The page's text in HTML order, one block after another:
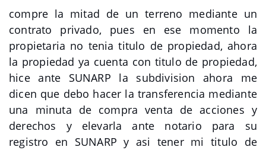
compre la mitad de un terreno mediante un
contrato privado, pues en ese momento la
propietaria no tenia titulo de propiedad, ahora
la propiedad ya cuenta con titulo de propiedad,
hice ante SUNARP la subdivision ahora me
dicen que debo hacer la transferencia mediante
una minuta de compra venta de acciones y
derechos y elevarla ante notario para su
registro en SUNARP y asi tener mi titulo de